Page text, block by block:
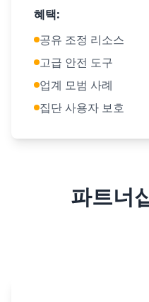
혜택:
공유 조정 리소스
고급 안전 도구
업계 모범 사례
집단 사용자 보호
파트너